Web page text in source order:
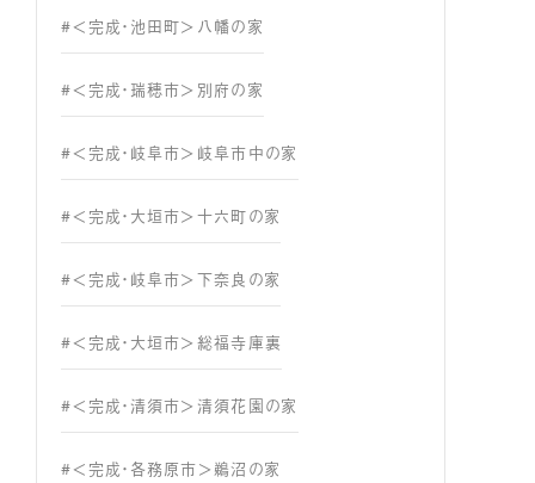
#＜完成・池田町＞八幡の家
#＜完成・瑞穂市＞別府の家
#＜完成・岐阜市＞岐阜市中の家
#＜完成・大垣市＞十六町の家
#＜完成・岐阜市＞下奈良の家
#＜完成・大垣市＞総福寺庫裏
#＜完成・清須市＞清須花園の家
#＜完成・各務原市＞鵜沼の家